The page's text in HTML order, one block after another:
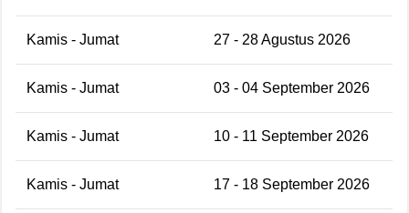
Kamis - Jumat 27 - 28 Agustus 2026
Kamis - Jumat 03 - 04 September 2026
Kamis - Jumat 10 - 11 September 2026
Kamis - Jumat 17 - 18 September 2026